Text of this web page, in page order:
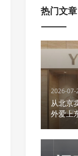
热门文章
2026-07-
从北京